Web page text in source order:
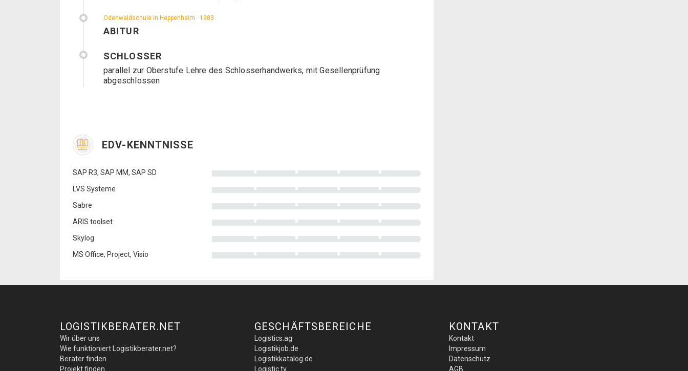
Odenwaldschule in Heppenheim 1983
ABITUR
SCHLOSSER
parallel zur Oberstufe Lehre des Schlosserhandwerks, mit Gesellenprüfung
abgeschlossen
EDV-KENNTNISSE
SAP R3, SAP MM, SAP SD
LVS Systeme
Sabre
ARIS toolset
Skylog
MS Office, Project, Visio
LOGISTIKBERATER.NET
Wir über uns
Wie funktioniert Logistikberater.net?
Berater finden
Projekt finden
GESCHÄFTSBEREICHE
Logistics.ag
Logistikjob.de
Logistikkatalog.de
Logistic.tv
KONTAKT
Kontakt
Impressum
Datenschutz
AGB